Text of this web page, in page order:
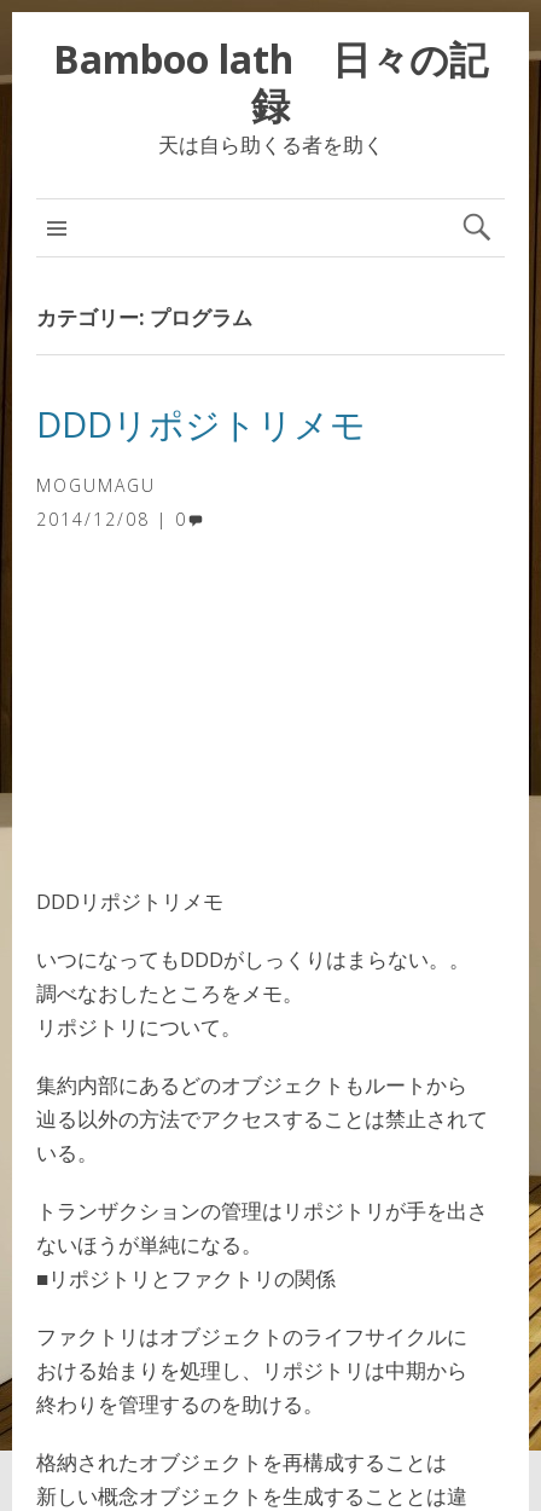
Bamboo lath 日々の記
録
天は自ら助くる者を助く
カテゴリー: プログラム
DDDリポジトリメモ
MOGUMAGU
2014/12/08
0
DDDリポジトリメモ
いつになってもDDDがしっくりはまらない。。
調べなおしたところをメモ。
リポジトリについて。
集約内部にあるどのオブジェクトもルートから
辿る以外の方法でアクセスすることは禁止されて
いる。
トランザクションの管理はリポジトリが手を出さ
ないほうが単純になる。
■リポジトリとファクトリの関係
ファクトリはオブジェクトのライフサイクルに
おける始まりを処理し、リポジトリは中期から
終わりを管理するのを助ける。
格納されたオブジェクトを再構成することは
新しい概念オブジェクトを生成することとは違